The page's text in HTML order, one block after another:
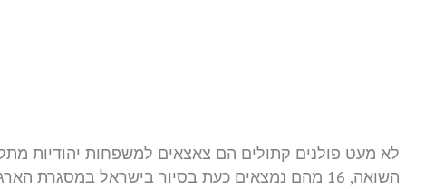
לא מעט פולנים קתולים הם צאצאים למשפחות יהודיות
השואה, 16 מהם נמצאים כעת בסיור בישראל במסגרת